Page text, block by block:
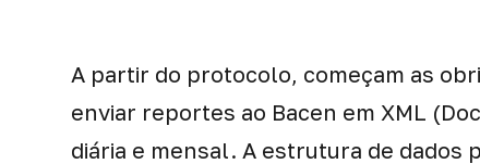
A partir do protocolo, começam as
enviar reportes ao Bacen em XML
diária e mensal. A estrutura de